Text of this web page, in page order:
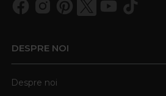
DESPRE NOI
Despre noi